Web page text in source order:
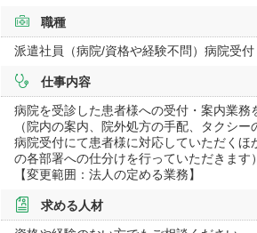
職種
派遣社員（病院/資格や経験不問）病院受付
仕事内容
病院を受診した患者様への受付・案内業務
（院内の案内、院外処方の手配、タクシー
病院受付にて患者様に対応していただくほ
の各部署への仕分けを行っていただきます）
【変更範囲：法人の定める業務】
求める人材